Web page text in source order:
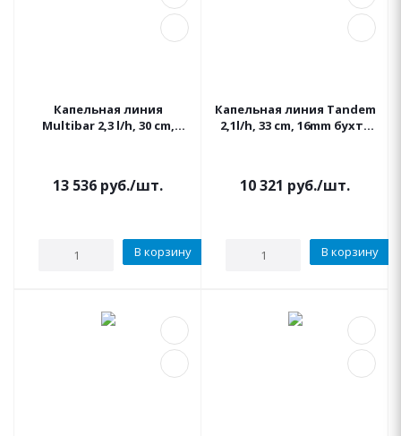
Капельная линия
Multibar 2,3 l/h, 30 cm,
13 536 руб./шт.
В корзину
Капельная линия Tandem
2,1l/h, 33 cm, 16mm бухта
10 321 руб./шт.
В корзину